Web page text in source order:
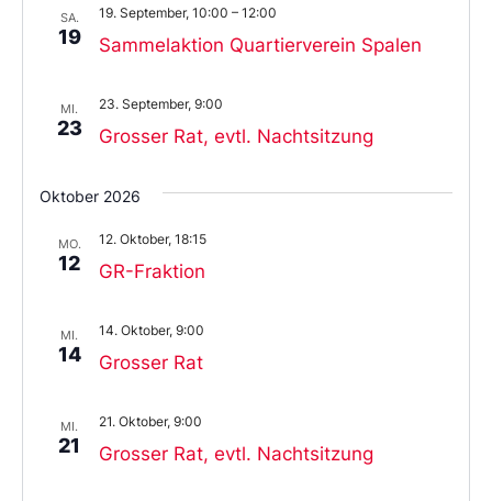
SA.
19 Sammelaktion Quartierverein Spalen
19. September, 10:00 – 12:00
MI.
23 Grosser Rat, evtl. Nachtsitzung
23. September, 9:00
Oktober 2026
MO.
12 GR-Fraktion
12. Oktober, 18:15
MI.
14 Grosser Rat
14. Oktober, 9:00
MI.
21 Grosser Rat, evtl. Nachtsitzung
21. Oktober, 9:00